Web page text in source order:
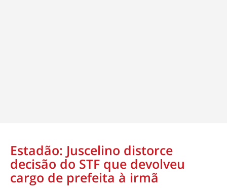
Estadão: Juscelino distorce
decisão do STF que devolveu
cargo de prefeita à irmã